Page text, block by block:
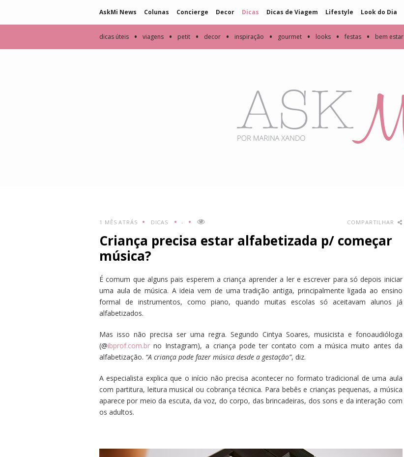
AskMi News Colunas Concierge Decor Dicas Dicas de Viagem Lifestyle Look do Dia
dicas úteis • viagens • petit • decor • inspiração • gourmet • looks • festas • bem estar
1 MÊS ATRÁS DICAS - COMPARTILHAR
Criança precisa estar alfabetizada p/ começar
música?
É comum que alguns pais esperem a criança aprender a ler e escrever para só depois iniciar
uma aula de música. A ideia vem de uma tradição antiga, principalmente ligada ao ensino
formal de instrumentos, como piano, quando muitas escolas só aceitavam alunos já
alfabetizados.
Mas isso não precisa ser uma regra. Segundo Cintya Soares, musicista e fonoaudióloga
(@ibprof.com.br no Instagram), a criança pode ter contato com a música muito antes da
alfabetização. “A criança pode fazer música desde a gestação”, diz.
A especialista explica que o início não precisa acontecer no formato tradicional de uma aula
com partitura, leitura musical ou cobrança técnica. Para bebês e crianças pequenas, a música
aparece por meio da escuta, da voz, do corpo, das brincadeiras, dos sons e da interação com
os adultos.